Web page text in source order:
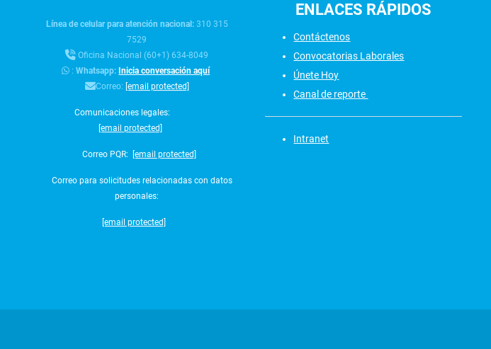
Línea de celular para atención nacional: 310 315
7529
Oficina Nacional (60+1) 634-8049
:Whatsapp: Inicia conversación aquí
Correo: [email protected]
Comunicaciones legales:
[email protected]
Correo PQR: [email protected]
Correo para solicitudes relacionadas con datos
personales:
[email protected]
ENLACES RÁPIDOS
Contáctenos
Convocatorias Laborales
Únete Hoy
Canal de reporte
Intranet